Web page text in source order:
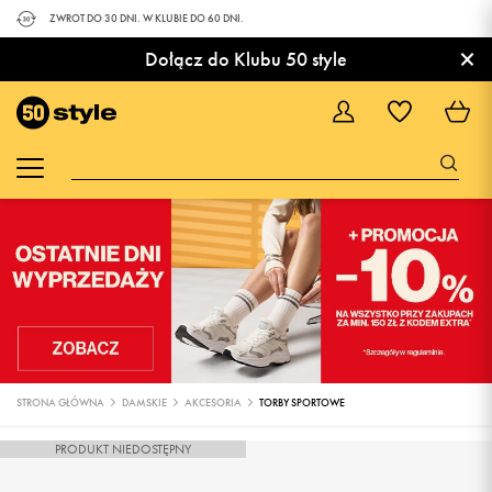
ZWROT DO 30 DNI. W KLUBIE DO 60 DNI.
Dołącz do Klubu 50 style ×
STRONA GŁÓWNA DAMSKIE AKCESORIA TORBY SPORTOWE
PRODUKT NIEDOSTĘPNY